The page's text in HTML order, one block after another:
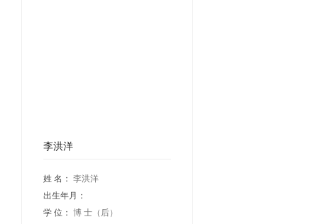
李洪洋
姓 名： 李洪洋
出生年月：
学 位： 博 士（后）